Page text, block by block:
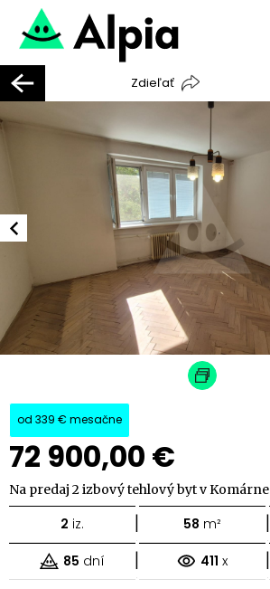
Zdieľať
od 339 € mesačne
72 900,00 €
Na predaj 2 izbový tehlový byt v Komárne
2 iz. | 58 m² |
85 dní | 411 x |